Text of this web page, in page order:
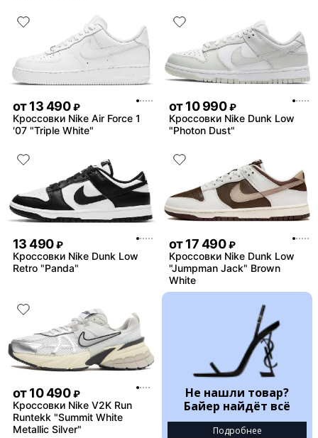
от13 490 ₽
Кроссовки Nike Air Force 1
'07 "Triple White"
от10 990 ₽
Кроссовки Nike Dunk Low
"Photon Dust"
13 490 ₽
Кроссовки Nike Dunk Low
Retro "Panda"
от17 490 ₽
Кроссовки Nike Dunk Low
"Jumpman Jack" Brown
White
от10 490 ₽
Кроссовки Nike V2K Run
Runtekk "Summit White
Metallic Silver"
Не нашли товар?
Байер найдёт всё
Подробнее